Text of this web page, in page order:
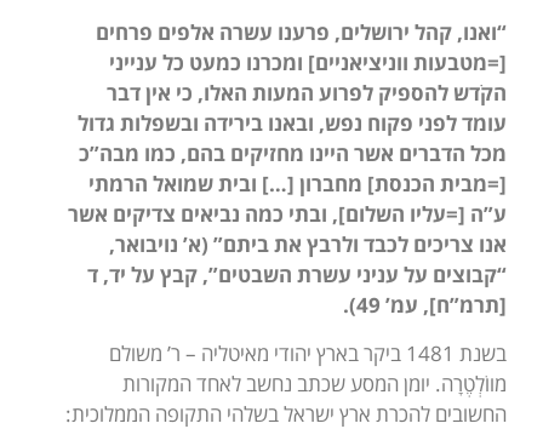
“ואנו, קהל ירושלים, פרענו עשרה אלפים פרחים
[=מטבעות ווניציאניים] ומכרנו כמעט כל ענייני
הקֹדש להספיק לפרוע המעות האלו, כי אין דבר
עומד לפני פקוח נפש, ובאנו בירידה ובשפלות גדול
מכל הדברים אשר היינו מחזיקים בהם, כמו מבה”כ
[=מבית הכנסת] מחברון […] ובית שמואל הרמתי
ע”ה [=עליו השלום], ובתי כמה נביאים צדיקים אשר
אנו צריכים לכבד ולרבץ את ביתם” (א’ נויבואר,
“קבוצים על עניני עשרת השבטים”, קבץ על יד, ד
[תרמ”ח], עמ’ 49).
בשנת 1481 ביקר בארץ יהודי מאיטליה – ר’ משולם
מווֹלְטֶרָה. יומן המסע שכתב נחשב לאחד המקורות
החשובים להכרת ארץ ישראל בשלהי התקופה הממלוכית: